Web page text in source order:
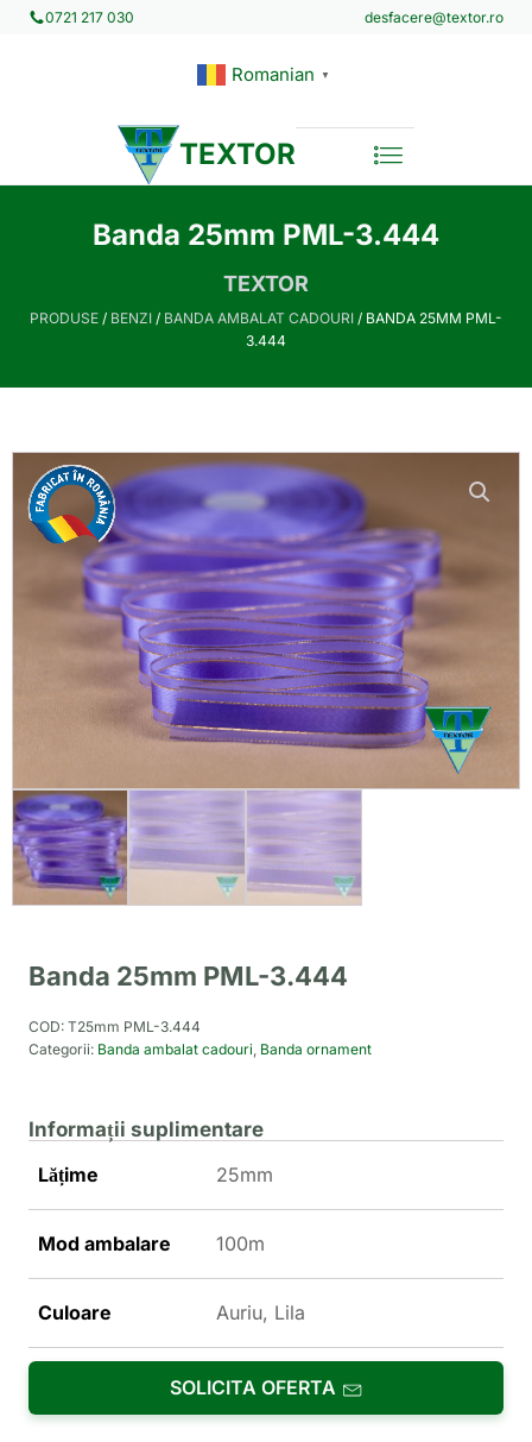
0721 217 030 desfacere@textor.ro
Romanian ▼
TEXTOR
Banda 25mm PML-3.444
TEXTOR
PRODUSE / BENZI / BANDA AMBALAT CADOURI / BANDA 25MM PML-
3.444
Banda 25mm PML-3.444
COD: T25mm PML-3.444
Categorii: Banda ambalat cadouri, Banda ornament
Informații suplimentare
Lățime
25mm
Mod ambalare 100m
Culoare Auriu, Lila
SOLICITA OFERTA